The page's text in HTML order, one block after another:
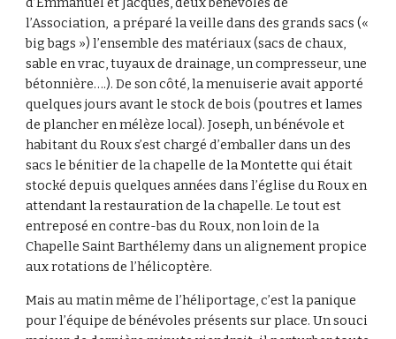
l’Association, a préparé la veille dans des grands sacs («
big bags ») l’ensemble des matériaux (sacs de chaux,
sable en vrac, tuyaux de drainage, un compresseur, une
bétonnière….). De son côté, la menuiserie avait apporté
quelques jours avant le stock de bois (poutres et lames
de plancher en mélèze local). Joseph, un bénévole et
habitant du Roux s’est chargé d’emballer dans un des
sacs le bénitier de la chapelle de la Montette qui était
stocké depuis quelques années dans l’église du Roux en
attendant la restauration de la chapelle. Le tout est
entreposé en contre-bas du Roux, non loin de la
Chapelle Saint Barthélemy dans un alignement propice
aux rotations de l’hélicoptère.
Mais au matin même de l’héliportage, c’est la panique
pour l’équipe de bénévoles présents sur place. Un souci